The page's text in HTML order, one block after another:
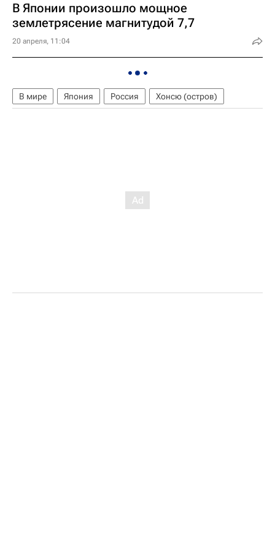
В Японии произошло мощное
землетрясение магнитудой 7,7
20 апреля, 11:04
В мире Япония Россия Хонсю (остров)